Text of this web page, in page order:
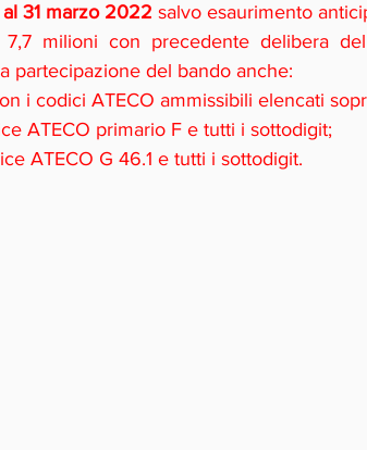
31 marzo 2022 salvo esaurimento
milioni con precedente delibera
partecipazione del bando anche:
i codici ATECO ammissibili elencati
ATECO primario F e tutti i sottodigit;
ATECO G 46.1 e tutti i sottodigit.